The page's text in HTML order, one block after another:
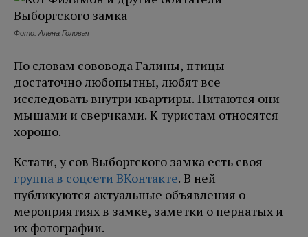
Фото: Алена Головач
По словам сововода Галины, птицы
достаточно любопытны, любят все
исследовать внутри квартиры. Питаются они
мышами и сверчками. К туристам относятся
хорошо.
Кстати, у сов Выборгского замка есть своя
группа в соцсети ВКонтакте. В ней
публикуются актуальные объявления о
мероприятиях в замке, заметки о пернатых и
их фотографии.